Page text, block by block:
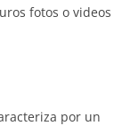
fotos o videos
por un